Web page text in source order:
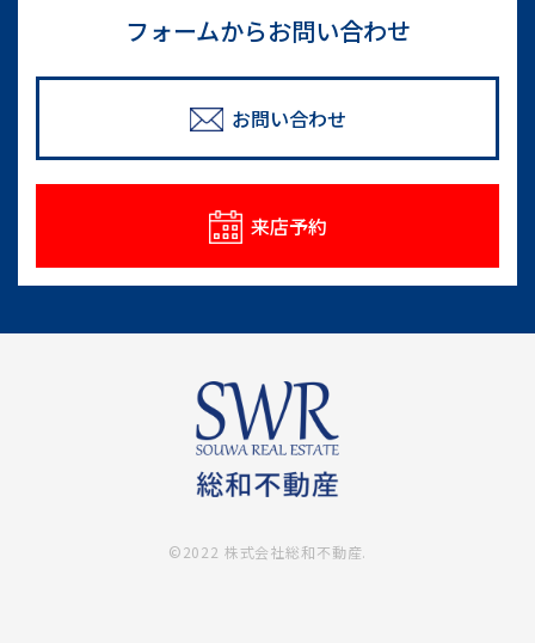
不動産売却
情報一覧
土地を高く売るためのポ
イント
マンションを高く売るた
めのポイント
フォームからお問い合わせ
お問い合わせ
来店予約
©2022 株式会社総和不動産.